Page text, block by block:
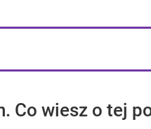
Co wiesz o tej